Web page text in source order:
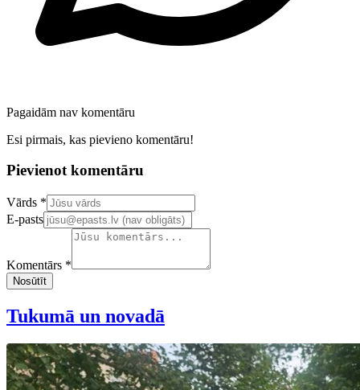
Pagaidām nav komentāru
Esi pirmais, kas pievieno komentāru!
Pievienot komentāru
Confirm your email address
Vārds *
E-pasts
Komentārs *
Nosūtīt
Tukumā un novadā